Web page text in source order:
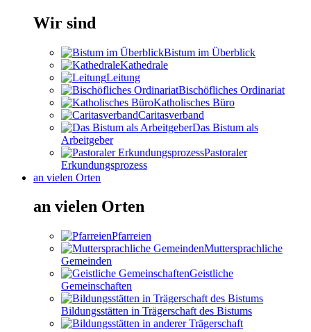
Wir sind
Bistum im Überblick
Kathedrale
Leitung
Bischöfliches Ordinariat
Katholisches Büro
Caritasverband
Das Bistum als
Arbeitgeber
Pastoraler
Erkundungsprozess
an vielen Orten
an vielen Orten
Pfarreien
Muttersprachliche
Gemeinden
Geistliche
Gemeinschaften
Bildungsstätten in Trägerschaft des Bistums